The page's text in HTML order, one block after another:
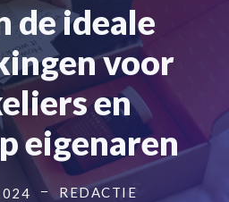
de ideale
voor
en
eigenaren
REDACTIE